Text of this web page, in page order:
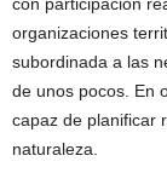
con participación
organizaciones
subordinada a las
de unos pocos. En
capaz de planificar
naturaleza.